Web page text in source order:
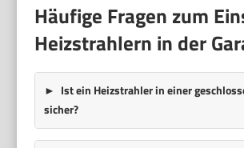
Häufige Fragen zum
Heizstrahlern in der
Ist ein Heizstrahler in einer
sicher?